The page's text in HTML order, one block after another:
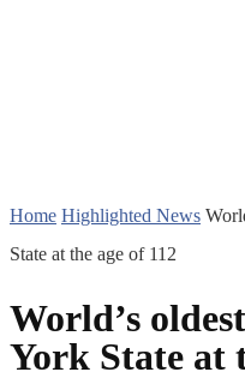
Home Highlighted News
State at the age of 112
World’s
York State at